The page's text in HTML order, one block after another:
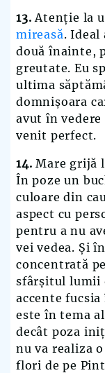
13. Atenție la
mireasă. Ideal
două înainte,
greutate. Eu
ultima
domnișoara
avut în
venit perfect.
14. Mare grijă
În poze un
culoare din
aspect cu
pentru a nu
vei vedea. Și
concentrată
sfârșitul lumii
accente
este în tema
decât poza
nu va realiza
flori de pe